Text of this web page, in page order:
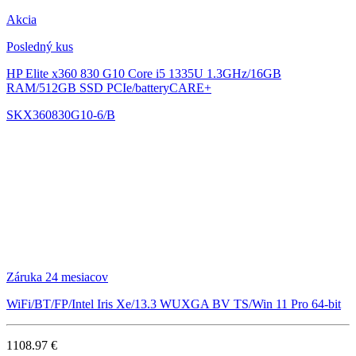
Akcia
Posledný kus
HP Elite x360 830 G10 Core i5 1335U 1.3GHz/16GB
RAM/512GB SSD PCIe/batteryCARE+
SKX360830G10-6/B
Záruka 24 mesiacov
WiFi/BT/FP/Intel Iris Xe/13.3 WUXGA BV TS/Win 11 Pro 64-bit
1108.97 €